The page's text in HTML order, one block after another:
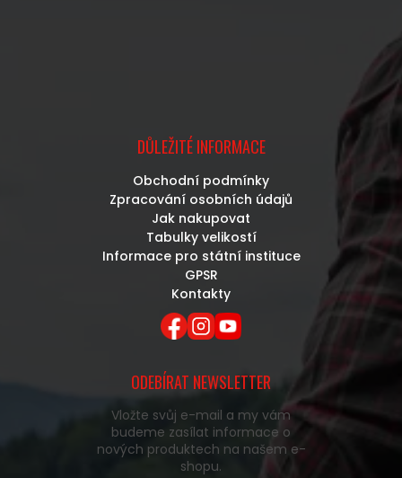
DŮLEŽITÉ INFORMACE
Obchodní podmínky
Zpracování osobních údajů
Jak nakupovat
Tabulky velikostí
Informace pro státní instituce
GPSR
Kontakty
ODEBÍRAT NEWSLETTER
Vložte svůj e-mail a my vám
budeme zasílat informace o
nových produktech na našem e-
shopu.